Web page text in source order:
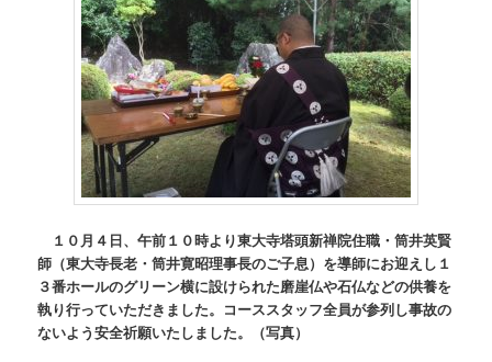
１０月４日、午前１０時より東大寺塔頭新禅院住職・筒井英賢
師（東大寺長老・筒井寛昭理事長のご子息）を導師にお迎えし１
３番ホールのグリーン横に設けられた磨崖仏や石仏などの供養を
執り行っていただきました。コーススタッフ全員が参列し事故の
ないよう安全祈願いたしました。（写真）